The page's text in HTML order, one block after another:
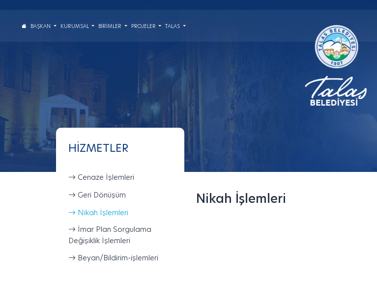
BAŞKAN KURUMSAL BIRIMLER PROJELER TALAS
HIZMETLER
Cenaze İşlemleri
Geri Dönüşüm
Nikah İşlemleri
İmar Plan Sorgulama
Değişiklik İşlemleri
Beyan/Bildirim-işlemleri
Nikah İşlemleri